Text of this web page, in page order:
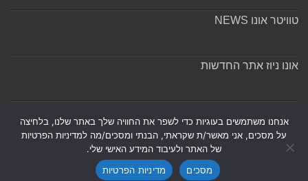
טוויטר אונו NEWS
אונו ניוז אתר החדשות
אנחנו משתמשים בעוגיות כדי לשפר את החוויה שלך באתר שלנו, בלחיצה
על מסכים, אני מאשר/ת שקראתי, הבנתי ומסכים/מה למדיניות הפרטיות
של האתר ולעיבוד המידע האישי שלי.
מסכים
מדיניות הפרטיות